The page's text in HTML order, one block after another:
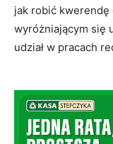
jak robić kwerendę
wyróżniającym się
udział w pracach